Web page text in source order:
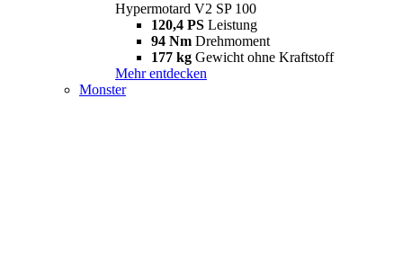
Hypermotard V2 SP 100
120,4 PS Leistung
94 Nm Drehmoment
177 kg Gewicht ohne Kraftstoff
Mehr entdecken
Monster